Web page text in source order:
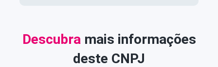
Descubra mais informações
deste CNPJ